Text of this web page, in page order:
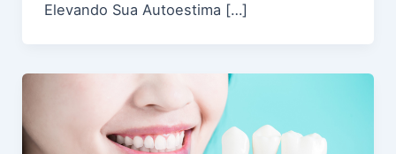
Elevando Sua Autoestima […]